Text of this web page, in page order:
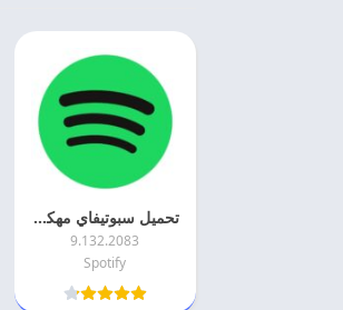
تحميل سبوتيفاي مهكر 2026 Spotify Premium اخر اصدار
9.132.2083
Spotify